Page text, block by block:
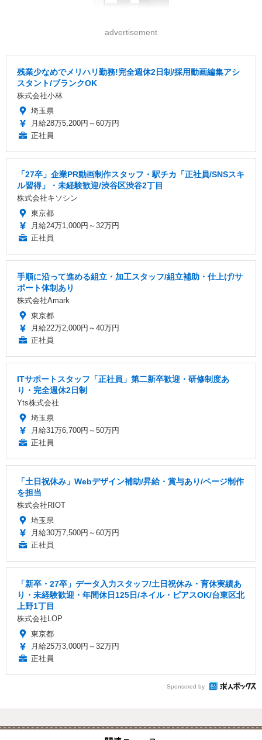
advertisement
残業少なめでメリハリ勤務!完全週休2日制/採用動画編集アシ
スタント/ブランクOK
株式会社小林
埼玉県
月給28万5,200円～60万円
正社員
「27卒」企業PR動画制作スタッフ・駅チカ「正社員/SNSスキ
ル習得」・未経験歓迎/渋谷区渋谷2丁目
株式会社キソシン
東京都
月給24万1,000円～32万円
正社員
手順に沿って進める組立・加工スタッフ/組立補助・仕上げ/サ
ポート体制あり
株式会社Amark
東京都
月給22万2,000円～40万円
正社員
ITサポートスタッフ「正社員」第二新卒歓迎・研修制度あ
り・完全週休2日制
Yts株式会社
埼玉県
月給31万6,700円～50万円
正社員
「土日祝休み」Webデザイン補助/昇給・賞与あり/ページ制作
を担当
株式会社RIOT
埼玉県
月給30万7,500円～60万円
正社員
「新卒・27卒」データ入力スタッフ/土日祝休み・育休実績あ
り・未経験歓迎・年間休日125日/ネイル・ピアスOK/台東区北
上野1丁目
株式会社LOP
東京都
月給25万3,000円～32万円
正社員
Sponsored by